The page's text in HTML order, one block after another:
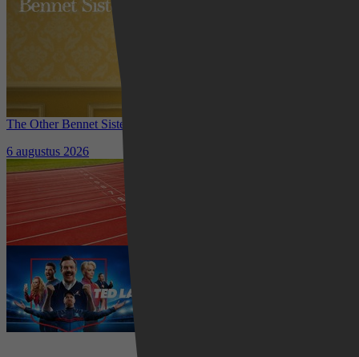
The Other Bennet Sister nu te zien op HBO Max: romantisch
6 augustus 2026